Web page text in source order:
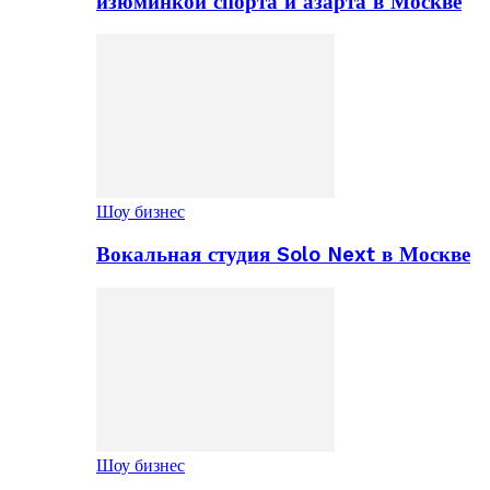
Шоу бизнес
Вокальная студия Solo Next в Москве
Шоу бизнес